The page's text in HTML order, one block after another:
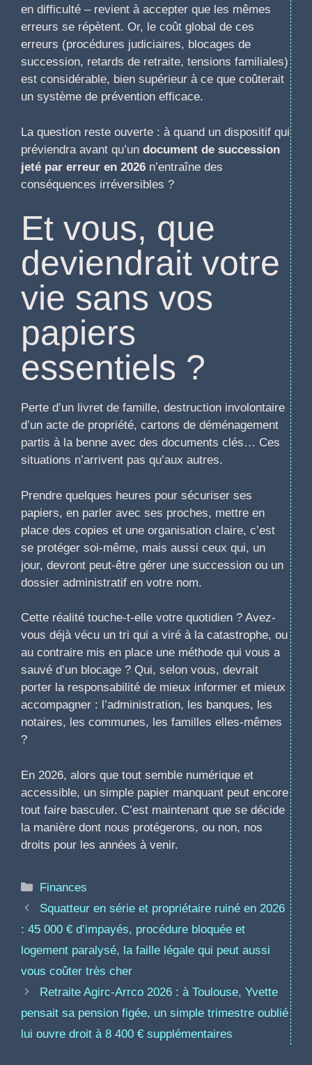
en difficulté – revient à accepter que les mêmes
erreurs se répètent. Or, le coût global de ces
erreurs (procédures judiciaires, blocages de
succession, retards de retraite, tensions familiales)
est considérable, bien supérieur à ce que coûterait
un système de prévention efficace.
La question reste ouverte : à quand un dispositif qui
préviendra avant qu’un document de succession
jeté par erreur en 2026 n’entraîne des
conséquences irréversibles ?
Et vous, que
deviendrait votre
vie sans vos
papiers
essentiels ?
Perte d’un livret de famille, destruction involontaire
d’un acte de propriété, cartons de déménagement
partis à la benne avec des documents clés… Ces
situations n’arrivent pas qu’aux autres.
Prendre quelques heures pour sécuriser ses
papiers, en parler avec ses proches, mettre en
place des copies et une organisation claire, c’est
se protéger soi-même, mais aussi ceux qui, un
jour, devront peut-être gérer une succession ou un
dossier administratif en votre nom.
Cette réalité touche-t-elle votre quotidien ? Avez-
vous déjà vécu un tri qui a viré à la catastrophe, ou
au contraire mis en place une méthode qui vous a
sauvé d’un blocage ? Qui, selon vous, devrait
porter la responsabilité de mieux informer et mieux
accompagner : l’administration, les banques, les
notaires, les communes, les familles elles-mêmes
?
En 2026, alors que tout semble numérique et
accessible, un simple papier manquant peut encore
tout faire basculer. C’est maintenant que se décide
la manière dont nous protégerons, ou non, nos
droits pour les années à venir.
Catégories
Finances
Squatteur en série et propriétaire ruiné en 2026
: 45 000 € d’impayés, procédure bloquée et
logement paralysé, la faille légale qui peut aussi
vous coûter très cher
Retraite Agirc-Arrco 2026 : à Toulouse, Yvette
pensait sa pension figée, un simple trimestre oublié
lui ouvre droit à 8 400 € supplémentaires